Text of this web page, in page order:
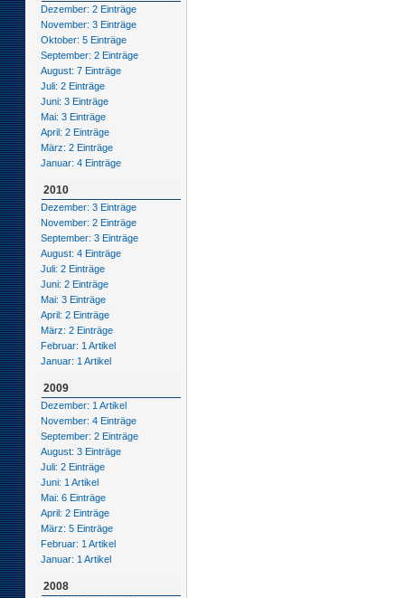
Dezember: 2 Einträge
November: 3 Einträge
Oktober: 5 Einträge
September: 2 Einträge
August: 7 Einträge
Juli: 2 Einträge
Juni: 3 Einträge
Mai: 3 Einträge
April: 2 Einträge
März: 2 Einträge
Januar: 4 Einträge
2010
Dezember: 3 Einträge
November: 2 Einträge
September: 3 Einträge
August: 4 Einträge
Juli: 2 Einträge
Juni: 2 Einträge
Mai: 3 Einträge
April: 2 Einträge
März: 2 Einträge
Februar: 1 Artikel
Januar: 1 Artikel
2009
Dezember: 1 Artikel
November: 4 Einträge
September: 2 Einträge
August: 3 Einträge
Juli: 2 Einträge
Juni: 1 Artikel
Mai: 6 Einträge
April: 2 Einträge
März: 5 Einträge
Februar: 1 Artikel
Januar: 1 Artikel
2008